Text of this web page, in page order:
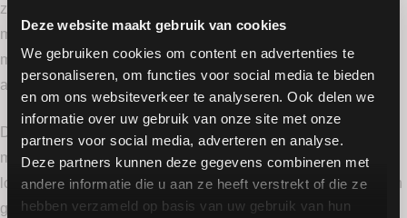
Deze website maakt gebruik van cookies
We gebruiken cookies om content en advertenties te
personaliseren, om functies voor social media te bieden
en om ons websiteverkeer te analyseren. Ook delen we
informatie over uw gebruik van onze site met onze
partners voor social media, adverteren en analyse.
Deze partners kunnen deze gegevens combineren met
andere informatie die u aan ze heeft verstrekt of die ze
hebben verzameld op basis van uw gebruik van hun
zijn identiek aan die van de Bund, behalve dat de
marginvereisten lager zijn. Aangezien de koersuitslagen
minder groot zijn, is de verplichte margin ook daarop
aangepast.
De meest volatiele rentefuture is de ticker GBX
mandje Duitse staatsobligaties vertegenwoordigt met een
looptijd tussen de 15 en 30 jaar. De uitslagen in dit product zijn
groot, waardoor ook de marginvereisten een stuk hoger liggen